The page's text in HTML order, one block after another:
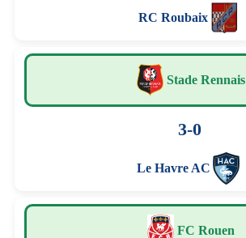
RC Roubaix
Stade Rennais
3-0
Le Havre AC
FC Rouen